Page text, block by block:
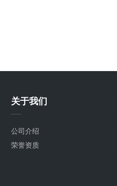
关于我们
公司介绍
荣誉资质